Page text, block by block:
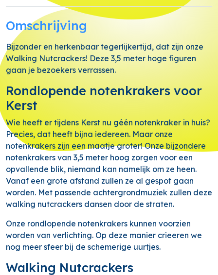
Omschrijving
Bijzonder en herkenbaar tegerlijkertijd, dat zijn onze
Walking Nutcrackers! Deze 3,5 meter hoge figuren
gaan je bezoekers verrassen.
Rondlopende notenkrakers voor
Kerst
Wie heeft er tijdens Kerst nu géén notenkraker in huis?
Precies, dat heeft bijna iedereen. Maar onze
notenkrakers zijn een maatje groter! Onze bijzondere
notenkrakers van 3,5 meter hoog zorgen voor een
opvallende blik, niemand kan namelijk om ze heen.
Vanaf een grote afstand zullen ze al gespot gaan
worden. Met passende achtergrondmuziek zullen deze
walking nutcrackers dansen door de straten.
Onze rondlopende notenkrakers kunnen voorzien
worden van verlichting. Op deze manier crieeren we
nog meer sfeer bij de schemerige uurtjes.
Walking Nutcrackers